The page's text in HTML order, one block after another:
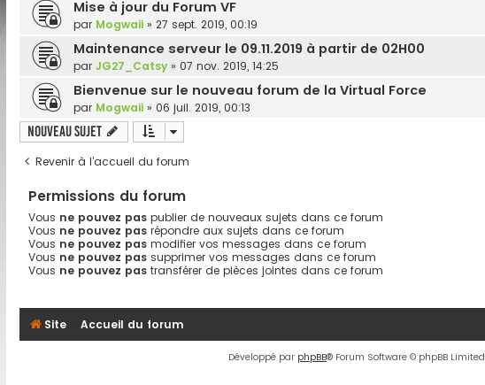
Mise à jour du Forum VF
par Mogwaii » 27 sept. 2019, 00:19
Maintenance serveur le 09.11.2019 à partir de 02H00
par JG27_Catsy » 07 nov. 2019, 14:25
Bienvenue sur le nouveau forum de la Virtual Force
par Mogwaii » 06 juil. 2019, 00:13
Nouveau sujet
Revenir à l’accueil du forum
Permissions du forum
Vous ne pouvez pas publier de nouveaux sujets dans ce forum
Vous ne pouvez pas répondre aux sujets dans ce forum
Vous ne pouvez pas modifier vos messages dans ce forum
Vous ne pouvez pas supprimer vos messages dans ce forum
Vous ne pouvez pas transférer de pièces jointes dans ce forum
Site Accueil du forum
Développé par phpBB® Forum Software © phpBB Limited